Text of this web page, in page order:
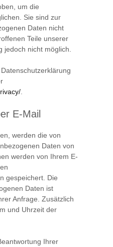
um die
Sie sind zur
Daten nicht
Teile unserer
jedoch nicht möglich.
E-Mail
werden die von
Daten von
werden von Ihrem E-
gespeichert. Die
Daten ist
Anfrage. Zusätzlich
und Uhrzeit der
Ihrer